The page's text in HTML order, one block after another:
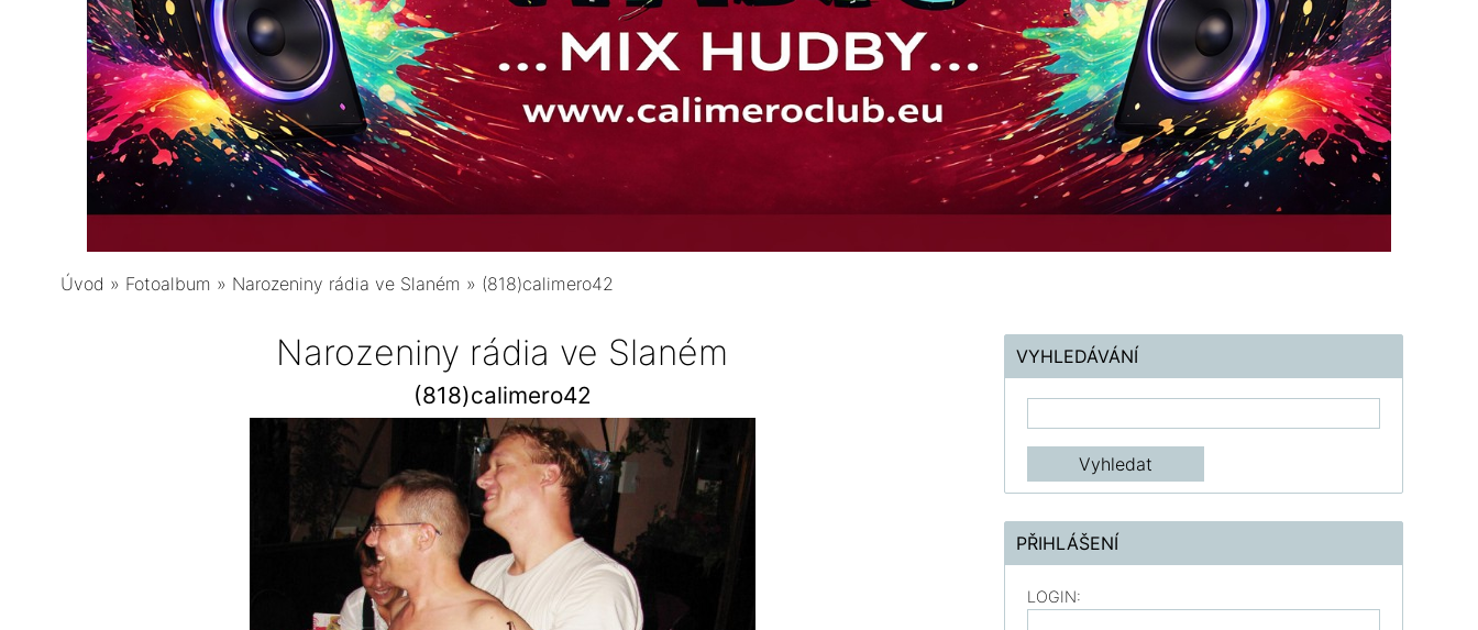
Úvod » Fotoalbum » Narozeniny rádia ve Slaném » (818)calimero42
Narozeniny rádia ve Slaném
(818)calimero42
VYHLEDÁVÁNÍ
PŘIHLÁŠENÍ
LOGIN: